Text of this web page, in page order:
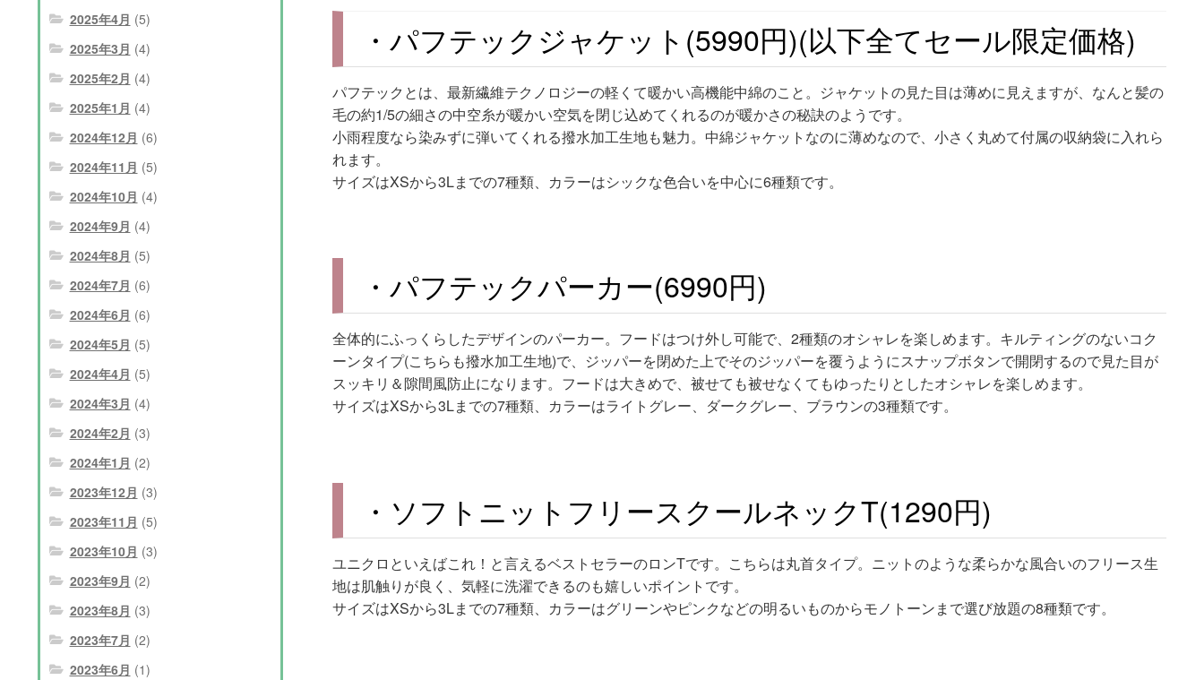
・パフテックジャケット(5990円)(以下全てセール限定価格)
パフテックとは、最新繊維テクノロジーの軽くて暖かい高機能中綿のこと。ジャケットの見た目は薄めに見えますが、なんと髪の
毛の約1/5の細さの中空糸が暖かい空気を閉じ込めてくれるのが暖かさの秘訣のようです。
小雨程度なら染みずに弾いてくれる撥水加工生地も魅力。中綿ジャケットなのに薄めなので、小さく丸めて付属の収納袋に入れら
れます。
サイズはXSから3Lまでの7種類、カラーはシックな色合いを中心に6種類です。
・パフテックパーカー(6990円)
全体的にふっくらしたデザインのパーカー。フードはつけ外し可能で、2種類のオシャレを楽しめます。キルティングのないコク
ーンタイプ(こちらも撥水加工生地)で、ジッパーを閉めた上でそのジッパーを覆うようにスナップボタンで開閉するので見た目が
スッキリ＆隙間風防止になります。フードは大きめで、被せても被せなくてもゆったりとしたオシャレを楽しめます。
サイズはXSから3Lまでの7種類、カラーはライトグレー、ダークグレー、ブラウンの3種類です。
・ソフトニットフリースクールネックT(1290円)
ユニクロといえばこれ！と言えるベストセラーのロンTです。こちらは丸首タイプ。ニットのような柔らかな風合いのフリース生
地は肌触りが良く、気軽に洗濯できるのも嬉しいポイントです。
サイズはXSから3Lまでの7種類、カラーはグリーンやピンクなどの明るいものからモノトーンまで選び放題の8種類です。
2025年4月 (5)
2025年3月 (4)
2025年2月 (4)
2025年1月 (4)
2024年12月 (6)
2024年11月 (5)
2024年10月 (4)
2024年9月 (4)
2024年8月 (5)
2024年7月 (6)
2024年6月 (6)
2024年5月 (5)
2024年4月 (5)
2024年3月 (4)
2024年2月 (3)
2024年1月 (2)
2023年12月 (3)
2023年11月 (5)
2023年10月 (3)
2023年9月 (2)
2023年8月 (3)
2023年7月 (2)
2023年6月 (1)